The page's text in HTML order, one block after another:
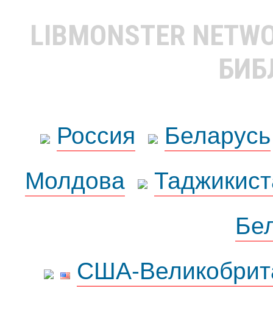
LIBMONSTER
Россия
Беларусь
Молдова
США-